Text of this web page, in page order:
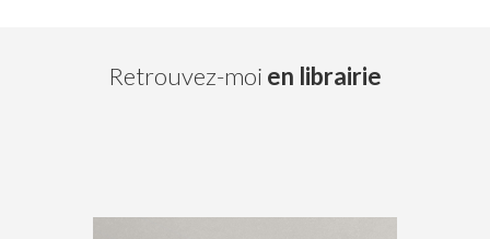
Retrouvez-moi en librairie